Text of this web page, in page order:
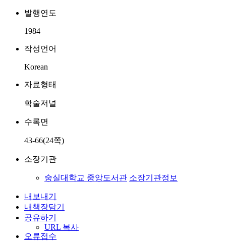
발행연도
1984
작성언어
Korean
자료형태
학술저널
수록면
43-66(24쪽)
소장기관
숭실대학교 중앙도서관 소장기관정보
내보내기
내책장담기
공유하기
URL 복사
오류접수